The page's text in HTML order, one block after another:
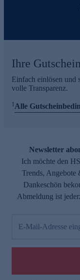
Ihre
Einfach einlösen und
volle Transparenz.
1Alle
Newsletter
Ich möchte den
Trends, Angebote
Dankeschön
Abmeldung ist
E-Mail-Adresse